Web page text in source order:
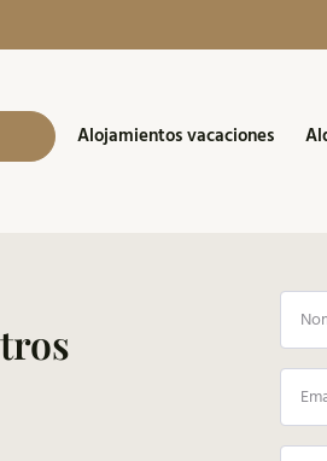
Alojamientos vacaciones